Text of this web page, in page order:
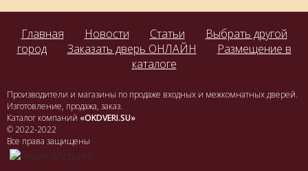
Главная Новости Статьи
Выбрать другой
город
Заказать дверь ОНЛАЙН
Размещение в
каталоге
Производители и магазины по продаже входных и межкомнатных дверей.
Изготовление, продажа, заказ.
Каталог компаний «OKDVERI.SU»
© 2022-2022
Все права защищены